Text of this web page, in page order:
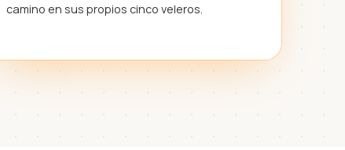
camino en sus propios cinco veleros.